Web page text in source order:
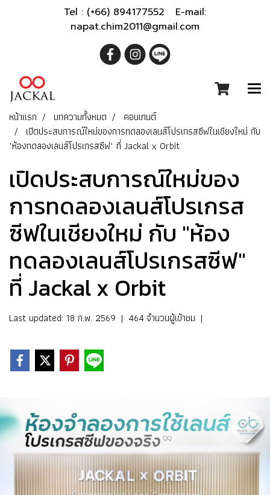
Tel : (+66) 894177552 E-mail:
napat.chim2011@gmail.com
หน้าแรก บทความทั้งหมด
คอนเทนต์
เปิดประสบการณ์ใหม่ของการทดลองเลนส์โปรเกรสซีฟในเชียงใหม่ กับ
"ห้องทดลองเลนส์โปรเกรสซีฟ" ที่ Jackal x Orbit
เปิดประสบการณ์ใหม่ของ
การทดลองเลนส์โปรเกรส
ซีฟในเชียงใหม่ กับ "ห้อง
ทดลองเลนส์โปรเกรสซีฟ"
ที่ Jackal x Orbit
Last updated: 18 ก.พ. 2569 | 464 จำนวนผู้เข้าชม |